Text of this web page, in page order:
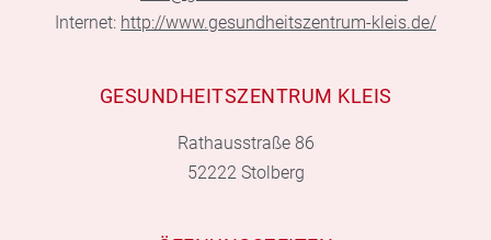
Internet: http://www.gesundheitszentrum-kleis.de/
GESUNDHEITSZENTRUM KLEIS
Rathausstraße 86
52222 Stolberg